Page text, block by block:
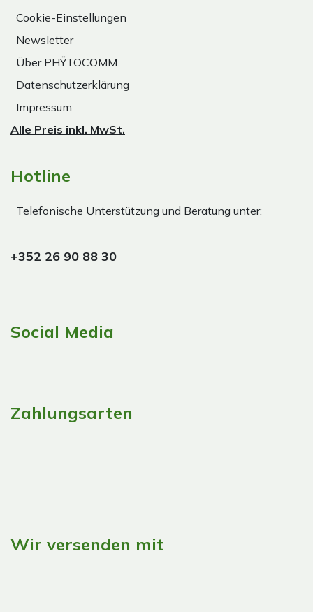
Cookie-Einstellungen
Newsletter
Über PHŸTOCOMM.
Datenschutzerklärung
Impressum
Alle Preis inkl. MwSt.
Hotline
Telefonische Unterstützung und Beratung unter:
+352 26 90 88 30
Social Media
Zahlungsarten
Wir versenden mit